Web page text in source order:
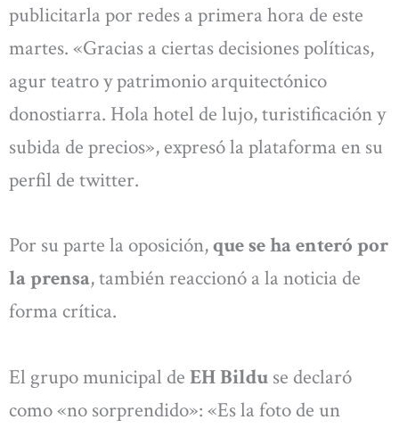
publicitarla por redes a primera hora de este
martes. «Gracias a ciertas decisiones políticas,
agur teatro y patrimonio arquitectónico
donostiarra. Hola hotel de lujo, turistificación y
subida de precios», expresó la plataforma en su
perfil de twitter.
Por su parte la oposición,que se ha enteró por
la prensa, también reaccionó a la noticia de
forma crítica.
El grupo municipal de EH Bildu se declaró
como «no sorprendido»: «Es la foto de un